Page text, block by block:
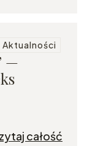
Aktualności
—
całość